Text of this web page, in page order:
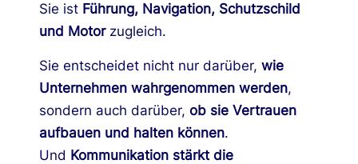
Sie ist Führung, Navigation, Schutzschild
und Motorzugleich.
Sie entscheidet nicht nur darüber,wie
Unternehmen wahrgenommen werden,
sondern auch darüber, ob sie Vertrauen
aufbauen und halten können.
Und Kommunikation stärkt die